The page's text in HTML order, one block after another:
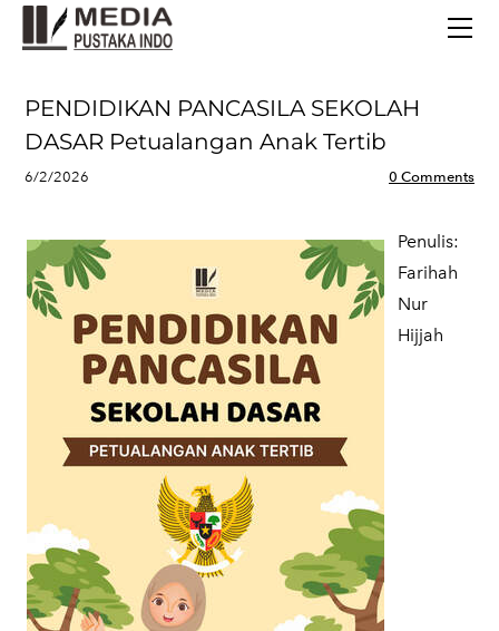
PENDIDIKAN PANCASILA SEKOLAH
DASAR Petualangan Anak Tertib
6/2/2026 0 Comments
Penulis:
​Farihah
Nur
Hijjah